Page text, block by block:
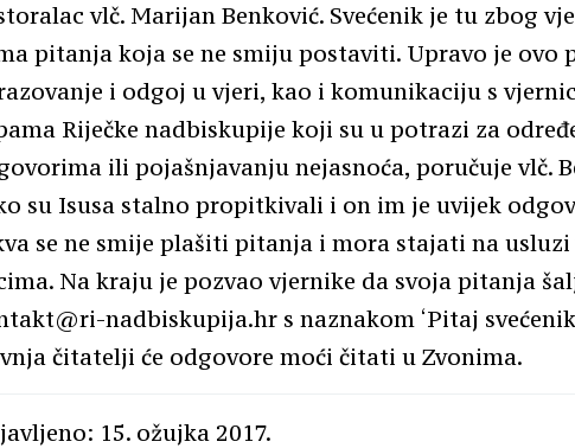
vlč. Marijan Benković. Svećenik je tu zbog
pitanja koja se ne smiju postaviti. Upravo je ovo
i odgoj u vjeri, kao i komunikaciju s
Riječke nadbiskupije koji su u potrazi za
ili pojašnjavanju nejasnoća, poručuje vlč.
su Isusa stalno propitkivali i on im je uvijek
se ne smije plašiti pitanja i mora stajati na
Na kraju je pozvao vjernike da svoja pitanja
nadbiskupija.hr s naznakom ‘Pitaj
čitatelji će odgovore moći čitati u Zvonima.
15. ožujka 2017.